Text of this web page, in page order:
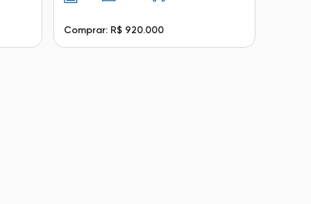
Comprar: R$ 920.000